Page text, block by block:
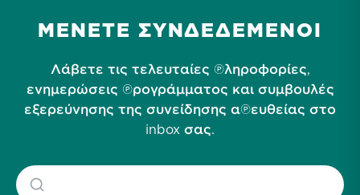
ΜΕΝΕΤΕ ΣΥΝΔΕΔΕΜΕΝΟΙ
Λάβετε τις τελευταίες πληροφορίες,
ενημερώσεις προγράμματος και συμβουλές
εξερεύνησης της συνείδησης απευθείας στο
inbox σας.